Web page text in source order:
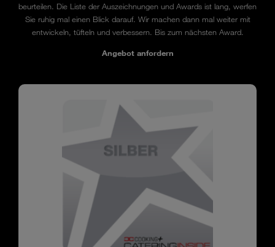
beurteilen. Die Liste der Auszeichnungen und Awards ist lang, werfen
Sie ruhig mal einen Blick darauf. Wir machen dann mal weiter mit
entwickeln, tüfteln und verbessern. Bis zum nächsten Award.
Angebot anfordern